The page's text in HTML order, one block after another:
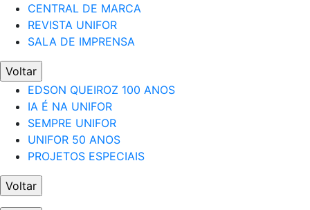
CENTRAL DE MARCA
REVISTA UNIFOR
SALA DE IMPRENSA
Voltar
EDSON QUEIROZ 100 ANOS
IA É NA UNIFOR
SEMPRE UNIFOR
UNIFOR 50 ANOS
PROJETOS ESPECIAIS
Voltar